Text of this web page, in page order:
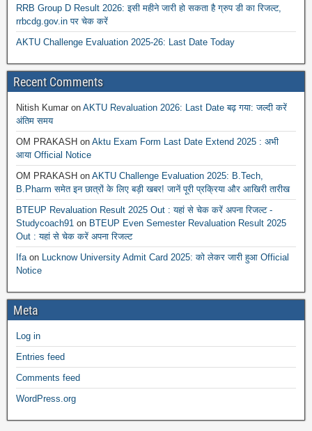
RRB Group D Result 2026: इसी महीने जारी हो सकता है ग्रुप डी का रिजल्ट,
rrbcdg.gov.in पर चेक करें
AKTU Challenge Evaluation 2025-26: Last Date Today
Recent Comments
Nitish Kumar on AKTU Revaluation 2026: Last Date बढ़ गया: जल्दी करें
अंतिम समय
OM PRAKASH on Aktu Exam Form Last Date Extend 2025 : अभी
आया Official Notice
OM PRAKASH on AKTU Challenge Evaluation 2025: B.Tech,
B.Pharm समेत इन छात्रों के लिए बड़ी खबर! जानें पूरी प्रक्रिया और आखिरी तारीख
BTEUP Revaluation Result 2025 Out : यहां से चेक करें अपना रिजल्ट -
Studycoach91 on BTEUP Even Semester Revaluation Result 2025
Out : यहां से चेक करें अपना रिजल्ट
Ifaon Lucknow University Admit Card 2025: को लेकर जारी हुआ Official
Notice
Meta
Log in
Entries feed
Comments feed
WordPress.org